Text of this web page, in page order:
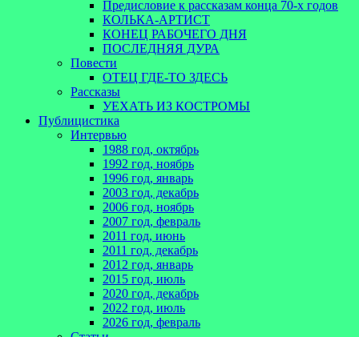
Предисловие к рассказам конца 70-х годов
КОЛЬКА-АРТИСТ
КОНЕЦ РАБОЧЕГО ДНЯ
ПОСЛЕДНЯЯ ДУРА
Повести
ОТЕЦ ГДЕ-ТО ЗДЕСЬ
Рассказы
УЕХАТЬ ИЗ КОСТРОМЫ
Публицистика
Интервью
1988 год, октябрь
1992 год, ноябрь
1996 год, январь
2003 год, декабрь
2006 год, ноябрь
2007 год, февраль
2011 год, июнь
2011 год, декабрь
2012 год, январь
2015 год, июль
2020 год, декабрь
2022 год, июль
2026 год, февраль